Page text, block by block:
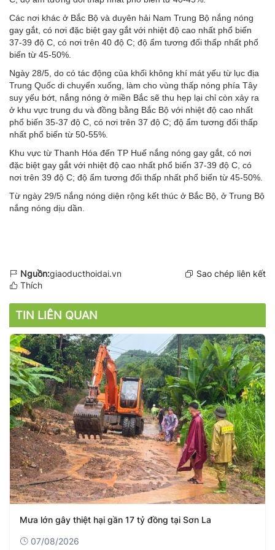
Các nơi khác ở Bắc Bộ và duyên hải Nam Trung Bộ nắng nóng
gay gắt, có nơi đặc biệt gay gắt với nhiệt độ cao nhất phổ biến
37-39 độ C, có nơi trên 40 độ C; độ ẩm tương đối thấp nhất phổ
biến từ 45-50%.
Ngày 28/5, do có tác động của khối không khí mát yếu từ lục địa
Trung Quốc di chuyển xuống, làm cho vùng thấp nóng phía Tây
suy yếu bớt, nắng nóng ở miền Bắc sẽ thu hẹp lại chỉ còn xảy ra
ở khu vực trung du và đồng bằng Bắc Bộ với nhiệt độ cao nhất
phổ biến 35-37 độ C, có nơi trên 37 độ C; độ ẩm tương đối thấp
nhất phổ biến từ 50-55%.
Khu vực từ Thanh Hóa đến TP Huế nắng nóng gay gắt, có nơi
đặc biệt gay gắt với nhiệt độ cao nhất phổ biến 37-39 độ C, có
nơi trên 39 độ C; độ ẩm tương đối thấp nhất phổ biến từ 45-50%.
Từ ngày 29/5 nắng nóng diện rộng kết thúc ở Bắc Bộ, ở Trung Bộ
nắng nóng dịu dần.
Nguồn:giaoducthoidai.vn
Sao chép liên kết
Thích
TIN LIÊN QUAN
Mưa lớn gây thiệt hại gần 17 tỷ đồng tại Sơn La
07/08/2026